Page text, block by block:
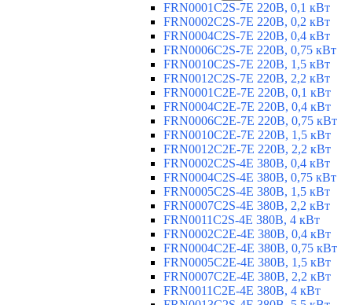
FRN0001C2S-7E 220В, 0,1 кВт
FRN0002C2S-7E 220В, 0,2 кВт
FRN0004C2S-7E 220В, 0,4 кВт
FRN0006C2S-7E 220В, 0,75 кВт
FRN0010C2S-7E 220В, 1,5 кВт
FRN0012C2S-7E 220В, 2,2 кВт
FRN0001C2E-7E 220В, 0,1 кВт
FRN0004C2E-7E 220В, 0,4 кВт
FRN0006C2E-7E 220В, 0,75 кВт
FRN0010C2E-7E 220В, 1,5 кВт
FRN0012C2E-7E 220В, 2,2 кВт
FRN0002C2S-4E 380В, 0,4 кВт
FRN0004C2S-4E 380В, 0,75 кВт
FRN0005C2S-4E 380В, 1,5 кВт
FRN0007C2S-4E 380В, 2,2 кВт
FRN0011C2S-4E 380В, 4 кВт
FRN0002C2E-4E 380В, 0,4 кВт
FRN0004C2E-4E 380В, 0,75 кВт
FRN0005C2E-4E 380В, 1,5 кВт
FRN0007C2E-4E 380В, 2,2 кВт
FRN0011C2E-4E 380В, 4 кВт